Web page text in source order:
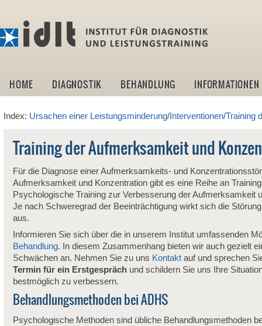
HOME DIAGNOSTIK BEHANDLUNG INFORMATIONEN
Index: Ursachen einer Leistungsminderung/Interventionen/Training
Training der Aufmerksamkeit und
Für die Diagnose einer Aufmerksamkeits- und
Aufmerksamkeit und Konzentration gibt es eine Reihe an
Psychologische Training zur Verbesserung der Aufmerksamkeit
Je nach Schweregrad der Beeinträchtigung wirkt sich die
aus.
Informieren Sie sich über die in unserem Institut umfassenden
Behandlung. In diesem Zusammenhang bieten wir auch gezielt
Schwächen an. Nehmen Sie zu uns Kontaktauf und sprechen
Termin für ein Erstgesprächund schildern Sie uns Ihre
bestmöglich zu verbessern.
Behandlungsmethoden bei ADHS
Psychologische Methoden sind übliche Behandlungsmethoden